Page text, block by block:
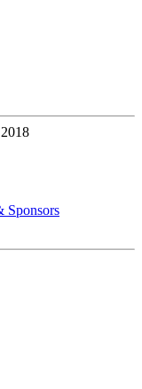
Sponsors